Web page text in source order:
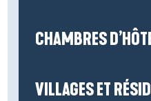
CHAMBRES
VILLAGES ET
!